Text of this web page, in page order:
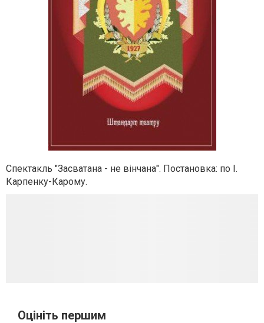
Спектакль "Засватана - не вінчана". Постановка: по І.
Карпенку-Карому.
Оцініть першим